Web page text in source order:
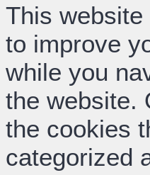
This
to improve
while you
the website.
the cookies
categorized